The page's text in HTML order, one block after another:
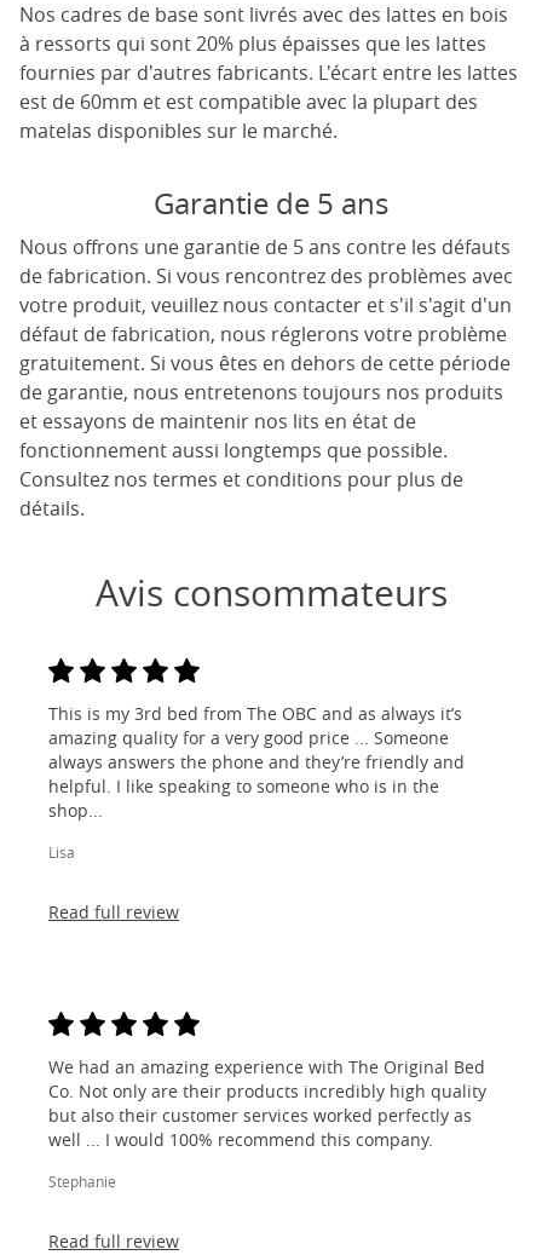
Nos cadres de base sont livrés avec des lattes en bois
à ressorts qui sont 20% plus épaisses que les lattes
fournies par d'autres fabricants. L'écart entre les lattes
est de 60mm et est compatible avec la plupart des
matelas disponibles sur le marché.
Garantie de 5 ans
Nous offrons une garantie de 5 ans contre les défauts
de fabrication. Si vous rencontrez des problèmes avec
votre produit, veuillez nous contacter et s'il s'agit d'un
défaut de fabrication, nous réglerons votre problème
gratuitement. Si vous êtes en dehors de cette période
de garantie, nous entretenons toujours nos produits
et essayons de maintenir nos lits en état de
fonctionnement aussi longtemps que possible.
Consultez nos termes et conditions pour plus de
détails.
Avis consommateurs
This is my 3rd bed from The OBC and as always it’s
amazing quality for a very good price ... Someone
always answers the phone and they’re friendly and
helpful. I like speaking to someone who is in the
shop...
Lisa
Read full review
We had an amazing experience with The Original Bed
Co. Not only are their products incredibly high quality
but also their customer services worked perfectly as
well ... I would 100% recommend this company.
Stephanie
Read full review